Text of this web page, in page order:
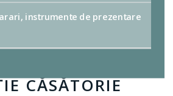
instrumente de prezentare
CĂSĂTORIE